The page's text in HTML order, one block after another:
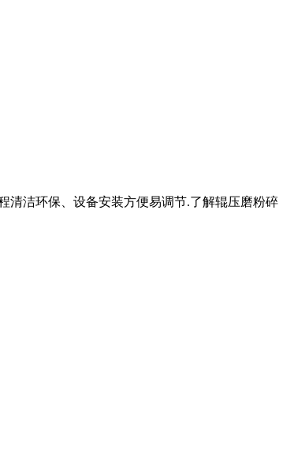
清洁环保、设备安装方便易调节.了解辊压磨粉碎